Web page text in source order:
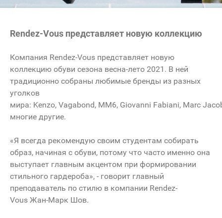
Rendez-Vous представляет новую коллекцию
Компания Rendez-Vous представляет новую
коллекцию обуви сезона весна-лето 2021. В ней
традиционно собраны любимые бренды из разных
уголков
мира: Kenzo, Vagabond, MM6, Giovanni Fabiani, Marc
многие другие.
«Я всегда рекомендую своим студентам собирать
образ, начиная с обуви, потому что часто именно она
выступает главным акцентом при формировании
стильного гардероба», - говорит главный
преподаватель по стилю в компании Rendez-
Vous Жан-Марк Шов.